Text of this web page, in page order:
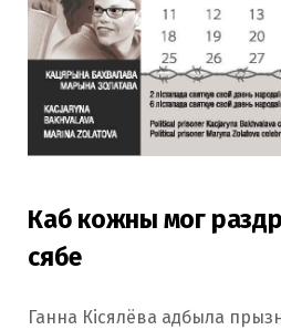
Каб кожны мог
сябе
Ганна Кісялёва адбыла